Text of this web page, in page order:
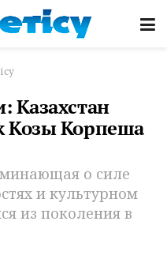
Казахстан
Козы Корпеша
о силе
и культурном
из поколения в